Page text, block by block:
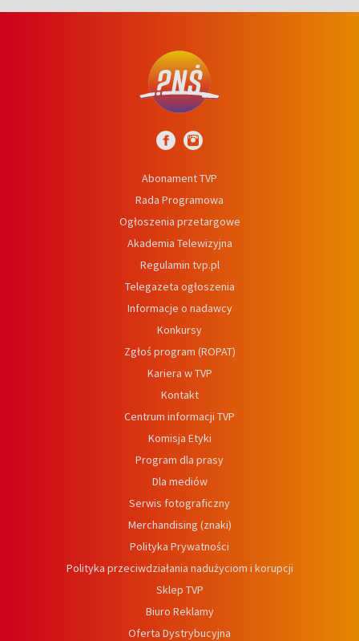
Abonament TVP
Rada Programowa
Ogłoszenia przetargowe
Akademia Telewizyjna
Regulamin tvp.pl
Telegazeta ogłoszenia
Informacje o nadawcy
Konkursy
Zgłoś program (ROPAT)
Kariera w TVP
Kontakt
Centrum informacji TVP
Komisja Etyki
Program dla prasy
Dla mediów
Serwis fotograficzny
Merchandising (znaki)
Polityka Prywatności
Polityka przeciwdziałania nadużyciom i korupcji
Sklep TVP
Biuro Reklamy
Oferta Dystrybucyjna